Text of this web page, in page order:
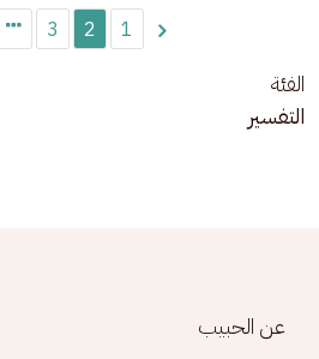
1
2
3
الفئة
التفسير
Footer menu
عن الحبيب